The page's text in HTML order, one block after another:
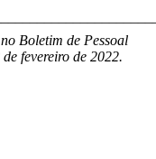
Boletim de Pessoal
fevereiro de 2022.